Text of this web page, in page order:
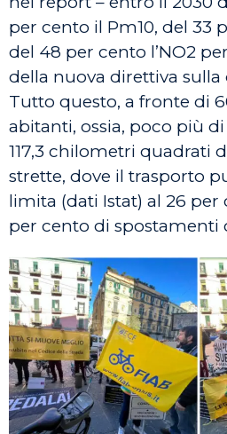
per cento il Pm10, del 33
del 48 per cento l’NO2
della nuova direttiva sulla
Tutto questo, a fronte di
abitanti, ossia, poco più
117,3 chilometri quadrati
strette, dove il trasporto
limita (dati Istat) al 26 per
per cento di spostamenti